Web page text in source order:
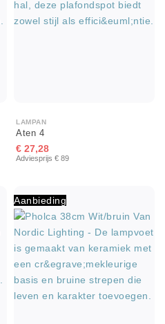
LAMPAN
Aten 4
€ 27,28
Adviesprijs € 89
Aanbieding